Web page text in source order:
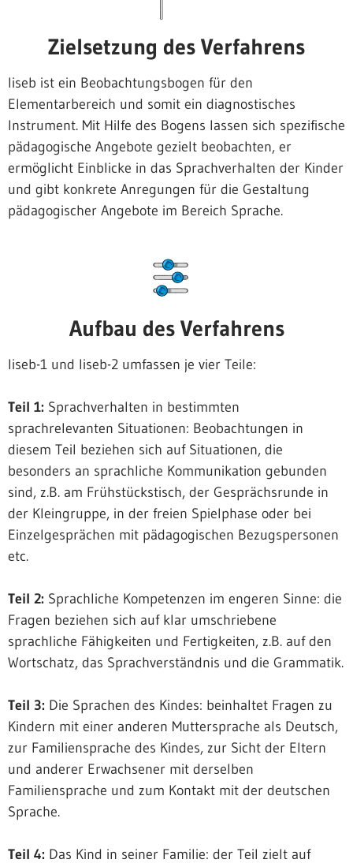
Zielsetzung des Verfahrens
liseb ist ein Beobachtungsbogen für den
Elementarbereich und somit ein diagnostisches
Instrument. Mit Hilfe des Bogens lassen sich spezifische
pädagogische Angebote gezielt beobachten, er
ermöglicht Einblicke in das Sprachverhalten der Kinder
und gibt konkrete Anregungen für die Gestaltung
pädagogischer Angebote im Bereich Sprache.
Aufbau des Verfahrens
liseb-1 und liseb-2 umfassen je vier Teile:
Teil 1: Sprachverhalten in bestimmten
sprachrelevanten Situationen: Beobachtungen in
diesem Teil beziehen sich auf Situationen, die
besonders an sprachliche Kommunikation gebunden
sind, z.B. am Frühstückstisch, der Gesprächsrunde in
der Kleingruppe, in der freien Spielphase oder bei
Einzelgesprächen mit pädagogischen Bezugspersonen
etc.
Teil 2: Sprachliche Kompetenzen im engeren Sinne: die
Fragen beziehen sich auf klar umschriebene
sprachliche Fähigkeiten und Fertigkeiten, z.B. auf den
Wortschatz, das Sprachverständnis und die Grammatik.
Teil 3: Die Sprachen des Kindes: beinhaltet Fragen zu
Kindern mit einer anderen Muttersprache als Deutsch,
zur Familiensprache des Kindes, zur Sicht der Eltern
und anderer Erwachsener mit derselben
Familiensprache und zum Kontakt mit der deutschen
Sprache.
Teil 4: Das Kind in seiner Familie: der Teil zielt auf